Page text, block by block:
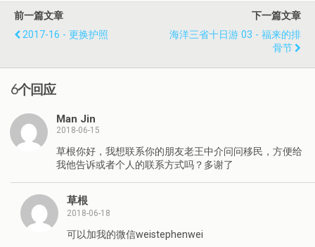
前一篇文章
2017-16 - 更换护照
下一篇文章
海洋三省十日游 03 - 福来的排
骨节
6个回应
Man Jin
2018-06-15
草根你好，我想联系你的朋友老王中介问问移民，方便给
我他告诉或者个人的联系方式吗？多谢了
草根
2018-06-18
可以加我的微信weistephenwei